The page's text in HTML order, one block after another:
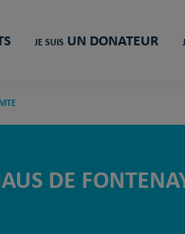
JE SUIS UN DONATEUR
DE